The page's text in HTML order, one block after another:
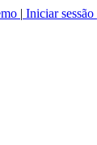
| Iniciar sessão